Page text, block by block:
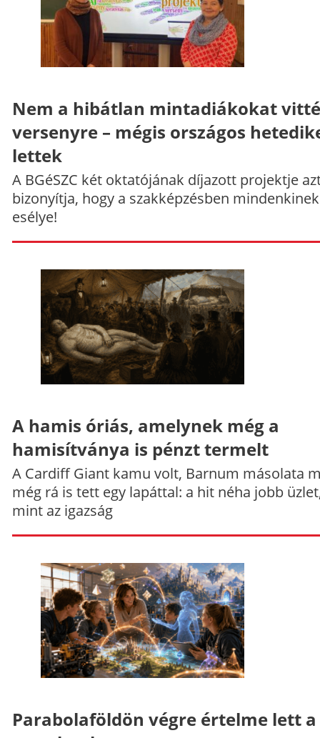
Nem a hibátlan mintadiákokat
versenyre – mégis országos
lettek
A BGéSZC két oktatójának díjazott projektje
bizonyítja, hogy a szakképzésben
esélye!
A hamis óriás, amelynek még a
hamisítványa is pénzt termelt
A Cardiff Giant kamu volt, Barnum másolata
még rá is tett egy lapáttal: a hit néha jobb
mint az igazság
Parabolaföldön végre értelme lett a